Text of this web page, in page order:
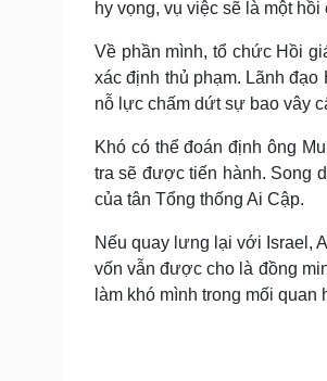
hy vọng, vụ việc sẽ là một
Về phần mình, tổ chức Hồi
xác định thủ phạm. Lãnh đạo
nỗ lực chấm dứt sự bao vây
Khó có thể đoán định ông
tra sẽ được tiến hành. Song
của tân Tổng thống Ai Cập.
Nếu quay lưng lại với Israel,
vốn vẫn được cho là đồng
làm khó mình trong mối